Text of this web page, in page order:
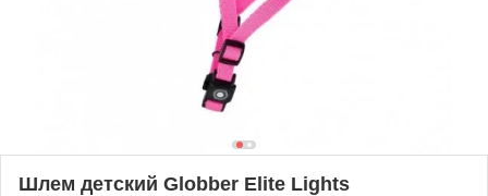
Шлем детский Globber Elite Lights